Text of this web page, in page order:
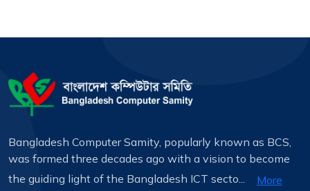
Bangladesh Computer Samity, popularly known as BCS,
was formed three decades ago with a vision to become
the guiding light of the Bangladesh ICT secto...
More